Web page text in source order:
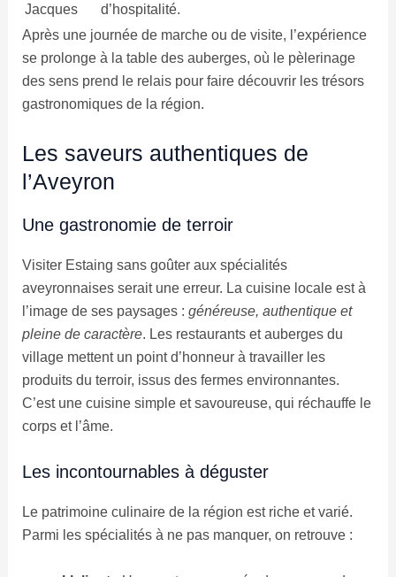
Jacques
d’hospitalité.
Après une journée de marche ou de visite, l’expérience
se prolonge à la table des auberges, où le pèlerinage
des sens prend le relais pour faire découvrir les trésors
gastronomiques de la région.
Les saveurs authentiques de
l’Aveyron
Une gastronomie de terroir
Visiter Estaing sans goûter aux spécialités
aveyronnaises serait une erreur. La cuisine locale est à
l’image de ses paysages : généreuse, authentique et
pleine de caractère. Les restaurants et auberges du
village mettent un point d’honneur à travailler les
produits du terroir, issus des fermes environnantes.
C’est une cuisine simple et savoureuse, qui réchauffe le
corps et l’âme.
Les incontournables à déguster
Le patrimoine culinaire de la région est riche et varié.
Parmi les spécialités à ne pas manquer, on retrouve :